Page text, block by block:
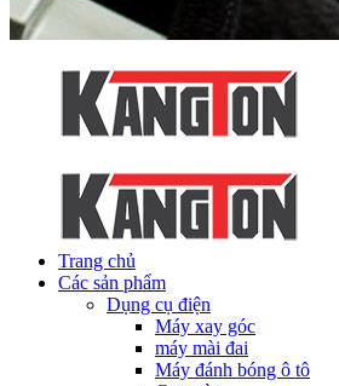
Trang chủ
Các sản phẩm
Dụng cụ điện
Máy xay góc
máy mài đai
Máy đánh bóng ô tô